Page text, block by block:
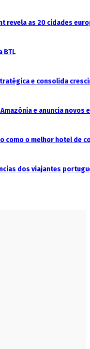
revela as 20 cidades
BTL
e consolida
e anuncia
como o melhor hotel de
dos viajantes